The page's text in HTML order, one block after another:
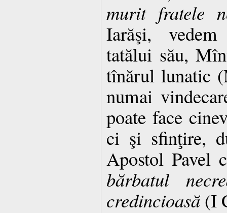
murit fratele
Iarăşi,
tatălui său,
tînărul lunatic
numai
poate face
ci şi sfinţire,
Apostol Pavel
bărbatul
credincioasă (I